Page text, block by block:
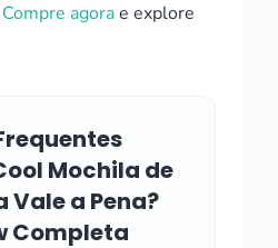
Compre agorae explore
Mochila de
a Pena?
Completa